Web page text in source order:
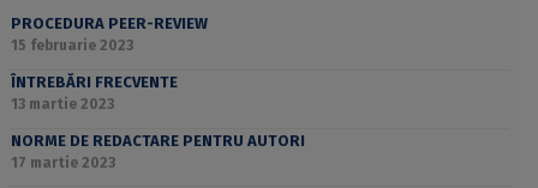
PROCEDURA PEER-REVIEW
15 februarie 2023
ÎNTREBĂRI FRECVENTE
13 martie 2023
NORME DE REDACTARE PENTRU AUTORI
17 martie 2023